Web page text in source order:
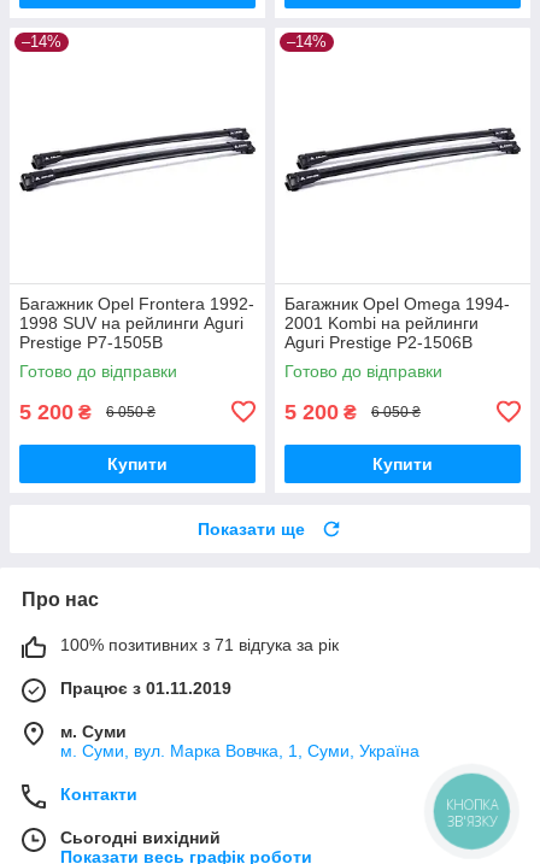
–14%
Багажник Opel Frontera 1992-
1998 SUV на рейлинги Aguri
Prestige P7-1505B
Готово до відправки
5 200 ₴ 6 050 ₴
Купити
–14%
Багажник Opel Omega 1994-
2001 Kombi на рейлинги
Aguri Prestige P2-1506B
Готово до відправки
5 200 ₴ 6 050 ₴
Купити
Показати ще
Про нас
100% позитивних з 71 відгука за рік
Працює з 01.11.2019
м. Суми
м. Суми, вул. Марка Вовчка, 1, Суми, Україна
Контакти
Сьогодні вихідний
Показати весь графік роботи
КНОПКА
ЗВ'ЯЗКУ